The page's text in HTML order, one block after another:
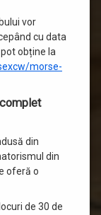
vor
cu data
obține la
morse-
din
din
oferă o
de 30 de